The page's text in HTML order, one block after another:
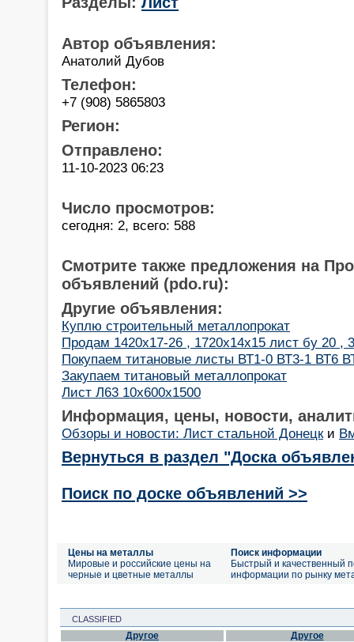
Автор объявления:
Анатолий Дубов
Телефон:
+7 (908) 5865803
Регион:
Отправлено:
11-10-2023 06:23
Число просмотров:
сегодня: 2, всего: 588
Смотрите также предложения на
объявлений (pdo.ru):
Другие объявления:
Куплю строительный металлопрокат
Продам 1420x17-26 , 1720x14x15 лист бу 20 ,
Покупаем титановые листы ВТ1-0 ВТ3-1 ВТ6
Закупаем титановый металлопрокат
Лист Л63 10х600х1500
Информация, цены, новости,
Обзоры и новости: Лист стальной Донецки
Вернуться в раздел "Доска
Поиск по доске объявлений >>
Цены на металлы
Мировые и российские цены на
черные и цветные металлы
Поиск информации
Быстрый и качественный
информации по рынку
CLASSIFIED
Другое Другое